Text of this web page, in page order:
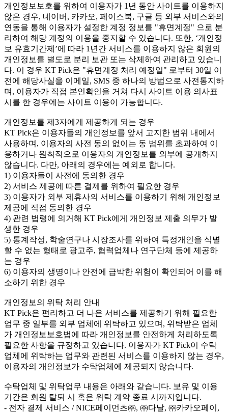
개인정보보호를 위하여 이용자가 1년 동안 사이트를 이용하지
않은 경우, 네이버, 카카오, 페이스북, 구글 등 외부 서비스와의
연동을 통해 이용자가 설정한 계정 정보를 "휴면계정" 으로 분
리하여 해당 계정의 이용을 중지할 수 있습니다. 또한, ‘개인정
보 유효기간제’에 따라 1년간 서비스를 이용하지 않은 회원의
개인정보를 별도로 분리 보관 또는 삭제하여 관리하고 있습니
다. 이 경우 KT Pick은 "휴면계정 처리 예정일" 로부터 30일 이
전에 해당사실을 이메일, SMS 중 하나의 방법으로 사전통지하
며, 이용자가 직접 본인확인을 거쳐 다시 사이트 이용 의사표
시를 한 경우에는 사이트 이용이 가능합니다.
개인정보를 제3자에게 제공하게 되는 경우
KT Pick은 이용자들의 개인정보를 앞서 고지한 범위 내에서
사용하며, 이용자의 사전 동의 없이는 동 범위를 초과하여 이
용하거나 원칙적으로 이용자의 개인정보를 외부에 공개하지
않습니다. 다만, 아래의 경우에는 예외로 합니다.
1) 이용자들이 사전에 동의한 경우
2) 서비스 제공에 따른 결제를 위하여 필요한 경우
3) 이용자가 외부 제휴사의 서비스를 이용하기 위해 개인정보
제공에 직접 동의한 경우
4) 관련 법령에 의거해 KT Pick에게 개인정보 제출 의무가 발
생한 경우
5) 통계작성, 학술연구나 시장조사를 위하여 특정개인을 식별
할 수 없는 형태로 광고주, 협력업체나 연구단체 등에 제공하
는 경우
6) 이용자의 생명이나 안전에 급박한 위험이 확인되어 이를 해
소하기 위한 경우
개인정보의 위탁 처리 안내
KT Pick은 편리하고 더 나은 서비스를 제공하기 위해 필요한
업무 중 일부를 외부 업체에 위탁하고 있으며, 위탁받은 업체
가 개인정보보호법에 따라 개인정보를 안전하게 처리하도록
필요한 사항을 규정하고 있습니다. 이용자가 KT Pick이 수탁
업체에 위탁하는 업무와 관련된 서비스를 이용하지 않는 경우,
이용자의 개인정보가 수탁업체에 제공되지 않습니다.
수탁업체 및 위탁업무 내용은 아래와 같습니다. 보유 및 이용
기간은 회원 탈퇴 시 혹은 위탁 계약 종료 시까지입니다.
- 전자 결제 서비스 / NICE페이먼츠㈜, ㈜다날, ㈜카카오페이,